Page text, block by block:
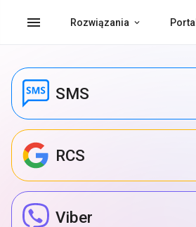
menu Rozwiązania
SMS
RCS
Viber